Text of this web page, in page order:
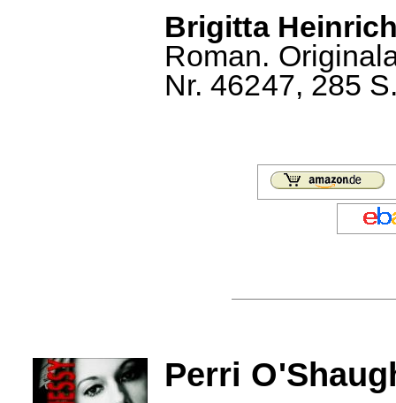
Brigitta
Roman.
Nr. 46247, 285
Perri